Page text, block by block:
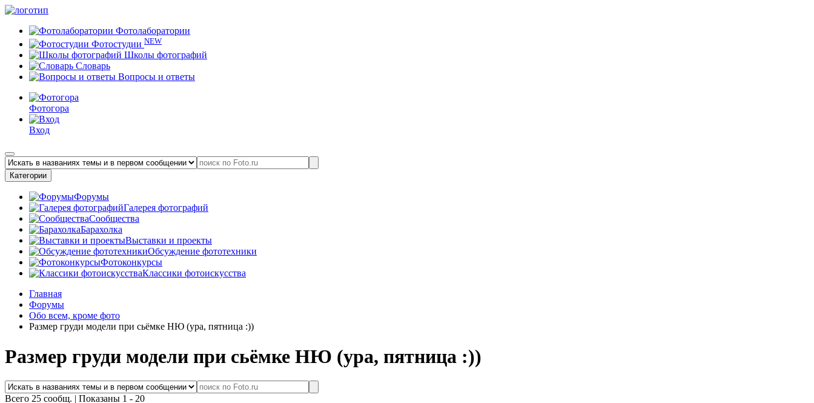
Фотолаборатории
Фотостудии NEW
Школы фотографий
Словарь
Вопросы и ответы
Фотогора
Вход
Категории
Форумы
Галерея фотографий
Сообщества
Барахолка
Выставки и проекты
Обсуждение фототехники
Фотоконкурсы
Классики фотоискусства
Главная
Форумы
Обо всем, кроме фото
Размер груди модели при сьёмке НЮ (ура, пятница :))
Размер груди модели при сьёмке НЮ (ура, пятница :))
Всего 25 сообщ. | Показаны 1 - 20